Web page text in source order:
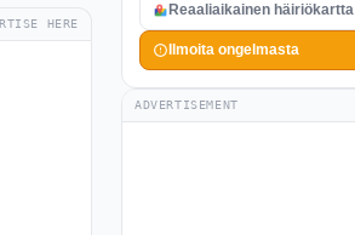
HERE
Reaaliaikainen häiriökartta
Ilmoita ongelmasta
ADVERTISEMENT